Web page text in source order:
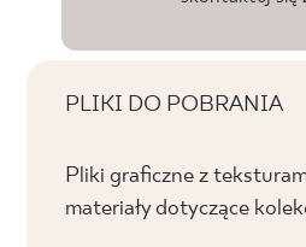
PLIKI DO POBRANIA
Pliki graficzne z
materiały dotyczące